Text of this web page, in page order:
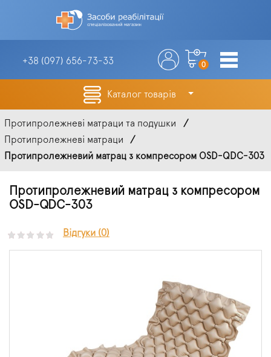
+38 (097) 656-73-33 0
Каталог товарів
Протипролежневі матраци та подушки
Протипролежневі матраци
Протипролежневий матрац з компресором OSD-QDC-303
Протипролежневий матрац з компресором
OSD-QDC-303
Відгуки (0)